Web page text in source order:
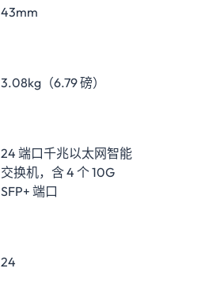
43mm
3.08kg（6.79 磅）
24 端口千兆以太网智能
交换机，含 4 个 10G
SFP+ 端口
24